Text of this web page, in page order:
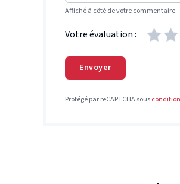
Affiché à côté de votre commentaire.
Votre évaluation :
Envoyer
Protégé par reCAPTCHA sous